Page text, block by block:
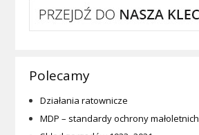
Polecamy
Działania ratownicze
MDP – standardy ochrony małoletnich